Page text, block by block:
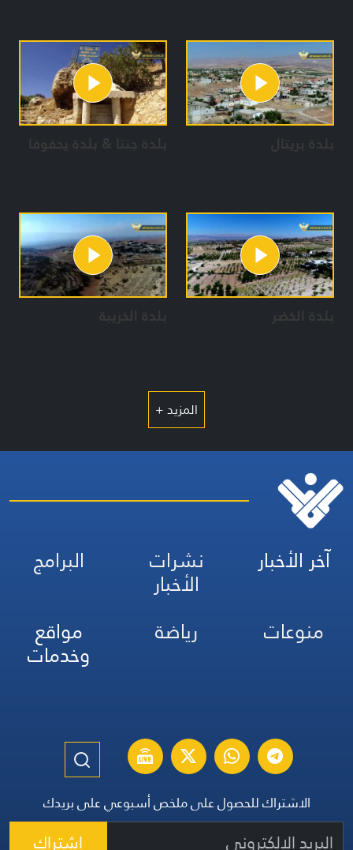
بلدة بريتال بلدة جنتا & بلدة يحفوفا
بلدة الخضر بلدة الخريبة
المزيد +
آخر الأخبار نشرات
الأخبار
البرامج
منوعات
رياضة مواقع
وخدمات
الاشتراك للحصول على ملخص أسبوعي على بريدك
اشتراك